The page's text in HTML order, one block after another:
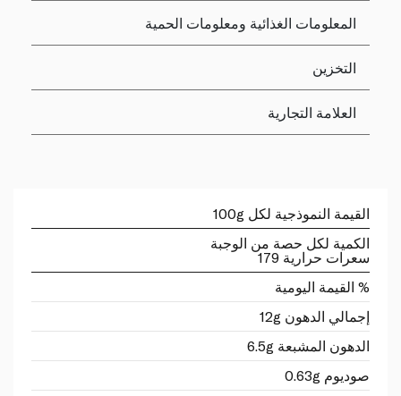
المعلومات الغذائية ومعلومات الحمية
التخزين
العلامة التجارية
القيمة النموذجية لكل 100g
الكمية لكل حصة من الوجبة
سعرات حرارية 179
% القيمة اليومية
إجمالي الدهون 12g
الدهون المشبعة 6.5g
صوديوم 0.63g